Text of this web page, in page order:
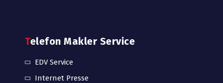
Telefon Makler Service
EDV Service
Internet Presse